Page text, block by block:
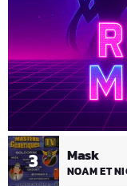
3 Mask
NOAM ET